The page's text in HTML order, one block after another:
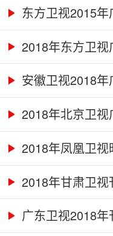
东方卫视2015
2018年东方卫视
安徽卫视2018
2018年北京卫
2018年凤凰卫
2018年甘肃卫
广东卫视2018